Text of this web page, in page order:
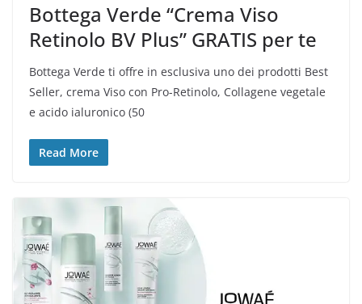
Bottega Verde “Crema Viso
Retinolo BV Plus” GRATIS per te
Bottega Verde ti offre in esclusiva uno dei prodotti Best
Seller, crema Viso con Pro-Retinolo, Collagene vegetale
e acido ialuronico (50
Read More